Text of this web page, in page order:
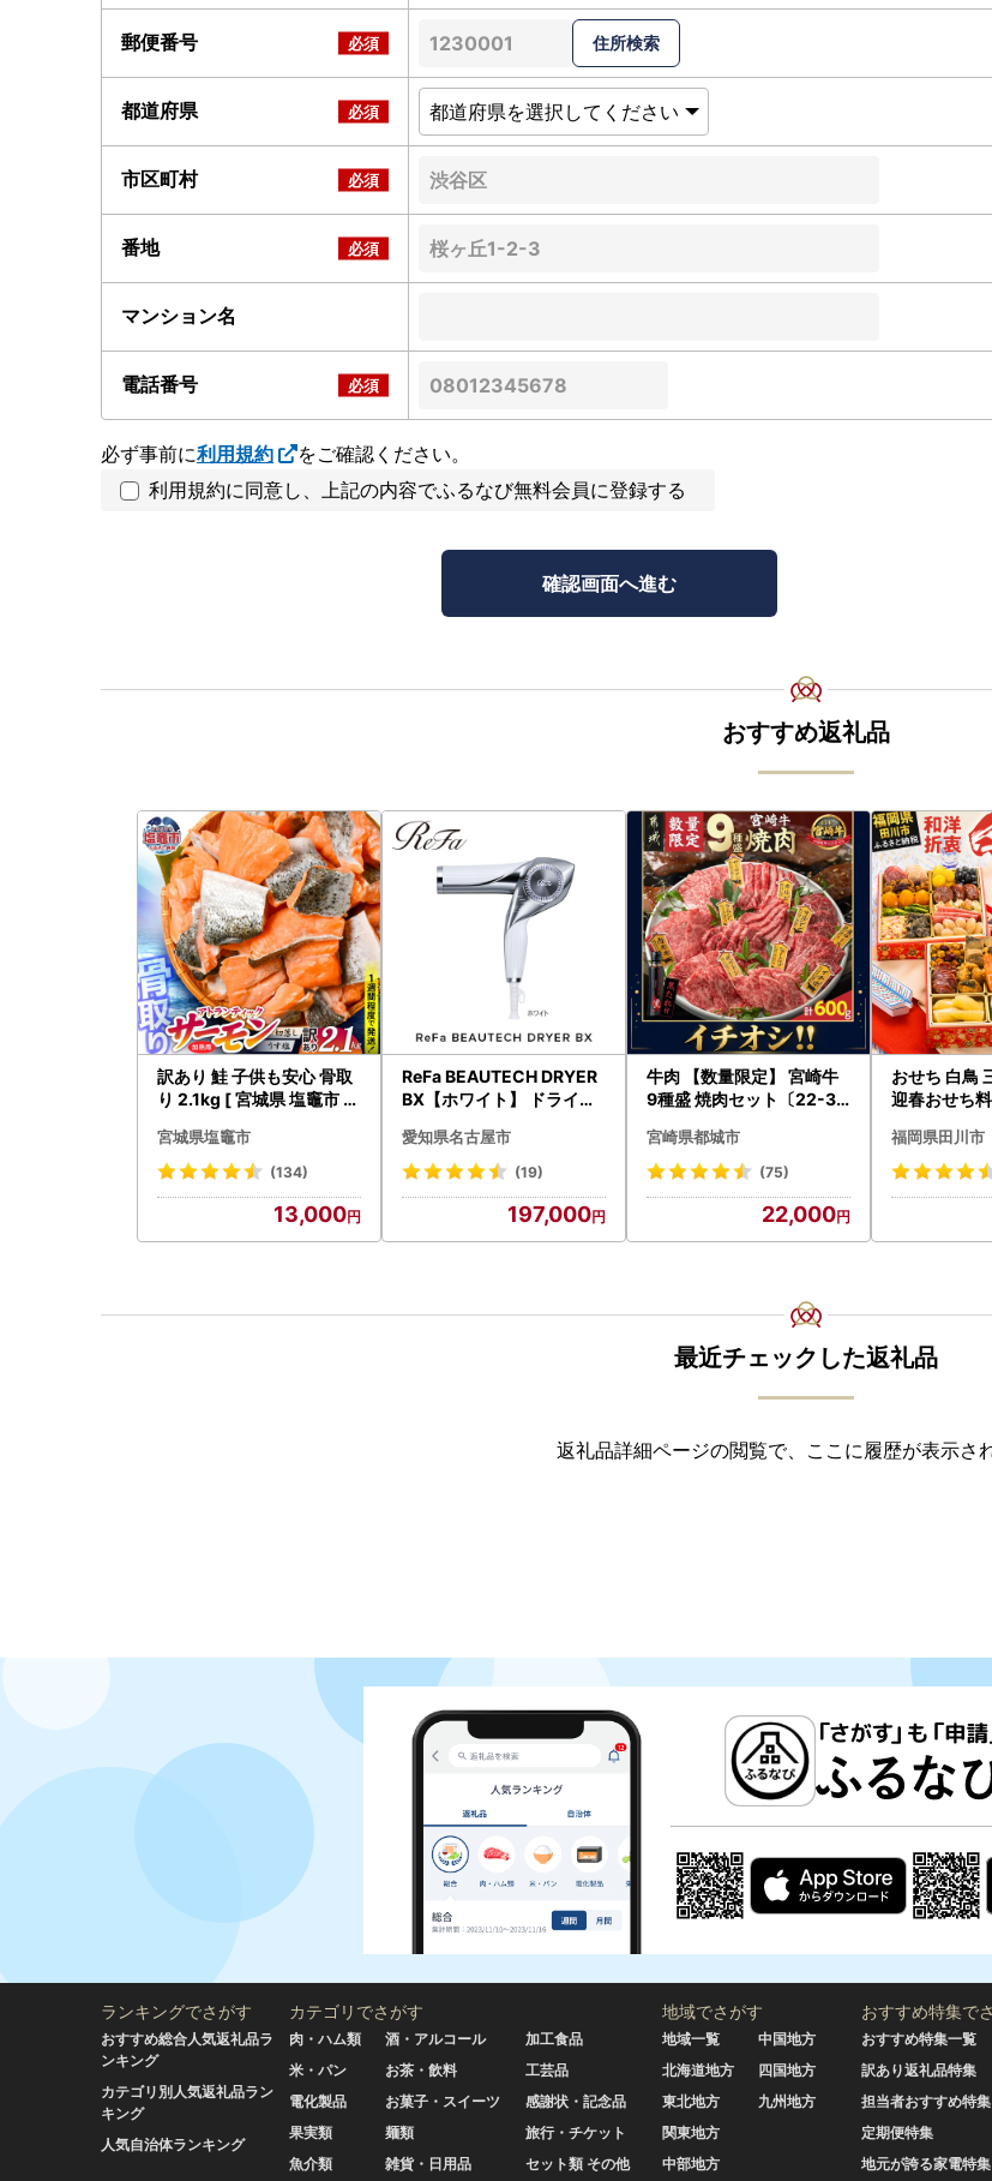
郵便番号
都道府県
市区町村
番地
マンション名
電話番号
必ず事前に利用規約
をご確認ください。
利用規約に同意し、上記の内容でふるなび無料会員に登録する
おすすめ返礼品
訳あり 鮭 子供も安心 骨取
り 2.1kg [ 宮城県 塩竈市 ]
宮城県塩竈市
(134)
13,000
ReFa BEAUTECH DRYER
BX【ホワイト】 ドライヤ
ファ
愛知県名古屋市
(19)
197,000
牛肉 【数量限定】 宮崎牛
9種盛 焼肉セット〔22-31
シ!! 牛肉
宮崎県都城市
(75)
22,000
おせち 白鳥
迎春おせち
福岡県田川市
最近チェックした返礼品
返礼品詳細ページの閲覧で、ここに履歴が表示さ
ランキングでさがす
おすすめ総合人気返礼品ラ
ンキング
カテゴリ別人気返礼品ラン
キング
人気自治体ランキング
カテゴリでさがす
肉・ハム類
米・パン
電化製品
果実類
魚介類
酒・アルコール
お茶・飲料
お菓子・スイーツ
麺類
雑貨・日用品
加工食品
工芸品
感謝状・記念品
旅行・チケット
セット類 その他
地域でさがす
地域一覧
北海道地方
東北地方
関東地方
中部地方
中国地方
四国地方
九州地方
おすすめ特集で
おすすめ特集一覧
訳あり返礼品特集
担当者おすすめ特集
定期便特集
地元が誇る家電特集